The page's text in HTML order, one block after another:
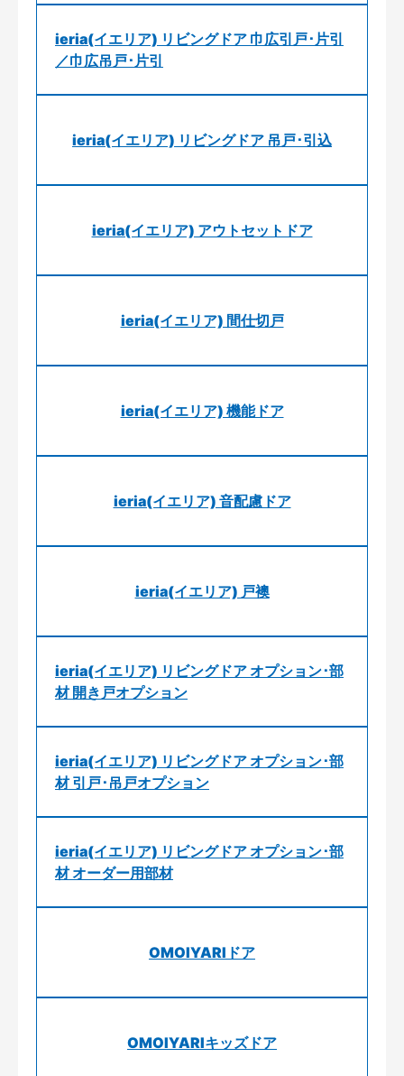
ieria(イエリア) リビングドア 巾広引戸･片引
／巾広吊戸･片引
ieria(イエリア) リビングドア 吊戸･引込
ieria(イエリア) アウトセットドア
ieria(イエリア) 間仕切戸
ieria(イエリア) 機能ドア
ieria(イエリア) 音配慮ドア
ieria(イエリア) 戸襖
ieria(イエリア) リビングドア オプション･部
材 開き戸オプション
ieria(イエリア) リビングドア オプション･部
材 引戸･吊戸オプション
ieria(イエリア) リビングドア オプション･部
材 オーダー用部材
OMOIYARIドア
OMOIYARIキッズドア